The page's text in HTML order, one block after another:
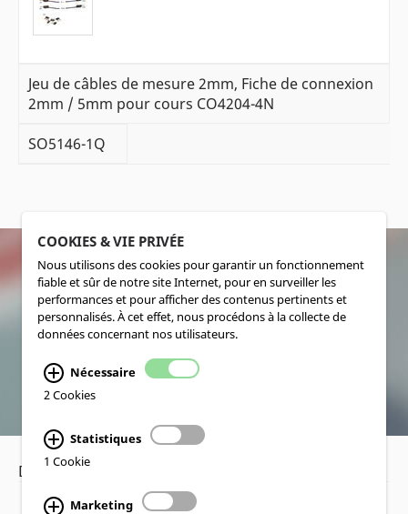
Jeu de câbles de mesure 2mm, Fiche de connexion
2mm / 5mm pour cours CO4204-4N
SO5146-1Q
SOCIALMEDIA
Déclaration de confidentialité
COOKIES & VIE PRIVÉE
Nous utilisons des cookies pour garantir un fonctionnement
fiable et sûr de notre site Internet, pour en surveiller les
performances et pour afficher des contenus pertinents et
personnalisés. À cet effet, nous procédons à la collecte de
données concernant nos utilisateurs.
Nécessaire
2 Cookies
Statistiques
1 Cookie
Marketing